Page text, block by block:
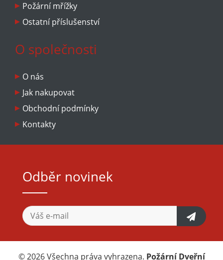
Požární mřížky
Ostatní příslušenství
O společnosti
O nás
Jak nakupovat
Obchodní podmínky
Kontakty
Odběr novinek
© 2026 Všechna práva vyhrazena. Požární Dveřní